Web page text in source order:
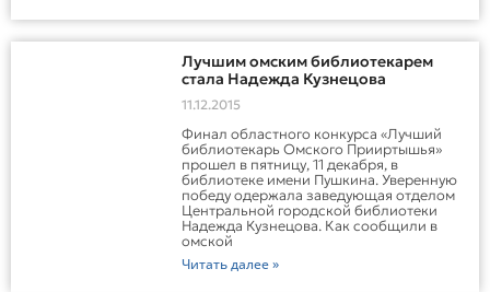
Лучшим омским библиотекарем
стала Надежда Кузнецова
11.12.2015
Финал областного конкурса «Лучший
библиотекарь Омского Прииртышья»
прошел в пятницу, 11 декабря, в
библиотеке имени Пушкина. Уверенную
победу одержала заведующая отделом
Центральной городской библиотеки
Надежда Кузнецова. Как сообщили в
омской
Читать далее »